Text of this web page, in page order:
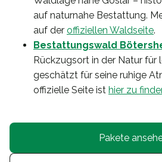
auf naturnahe Bestattung.
auf der offiziellen Waldseite.
Bestattungswald
Rückzugsort in der Natur für
geschätzt für seine ruhige
offizielle Seite ist hier zu
Pakete